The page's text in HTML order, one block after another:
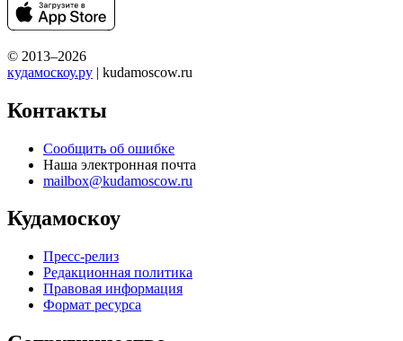
© 2013–2026
кудамоскоу.ру | kudamoscow.ru
Контакты
Сообщить об ошибке
Наша электронная почта
mailbox@kudamoscow.ru
Кудамоскоу
Пресс-релиз
Редакционная политика
Правовая информация
Формат ресурса